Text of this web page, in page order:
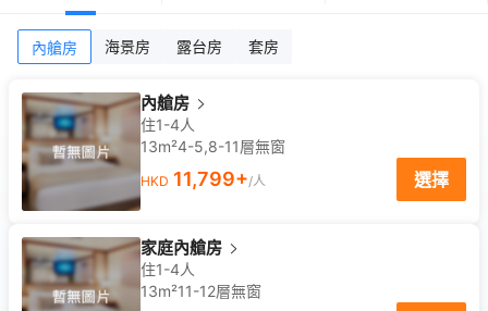
內艙房 海景房 露台房 套房
內艙房
住1-4人
13m²4-5,8-11層無窗
HKD 11,799+/人 選擇
家庭內艙房
住1-4人
13m²11-12層無窗